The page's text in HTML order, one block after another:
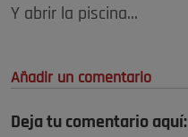
Y abrir la piscina...
Añadir un comentario
Deja tu comentario aquí: